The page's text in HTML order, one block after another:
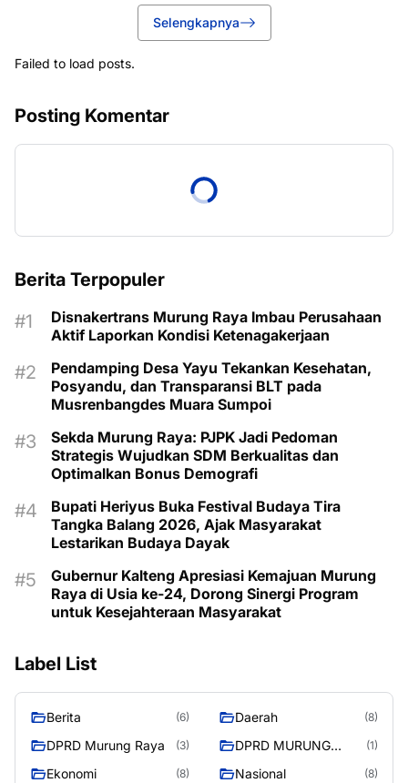
Selengkapnya
Failed to load posts.
Posting Komentar
Berita Terpopuler
Disnakertrans Murung Raya Imbau Perusahaan
Aktif Laporkan Kondisi Ketenagakerjaan
Pendamping Desa Yayu Tekankan Kesehatan,
Posyandu, dan Transparansi BLT pada
Musrenbangdes Muara Sumpoi
Sekda Murung Raya: PJPK Jadi Pedoman
Strategis Wujudkan SDM Berkualitas dan
Optimalkan Bonus Demografi
Bupati Heriyus Buka Festival Budaya Tira
Tangka Balang 2026, Ajak Masyarakat
Lestarikan Budaya Dayak
Gubernur Kalteng Apresiasi Kemajuan Murung
Raya di Usia ke-24, Dorong Sinergi Program
untuk Kesejahteraan Masyarakat
Label List
Berita (6) Daerah (8)
DPRD Murung Raya (3)
DPRD MURUNG
(1)
Ekonomi (8) Nasional (8)